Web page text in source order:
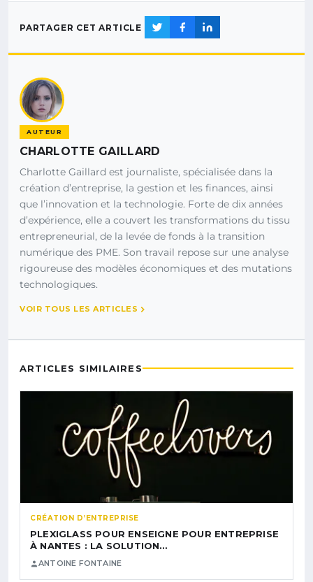
PARTAGER CET ARTICLE
AUTEUR
CHARLOTTE GAILLARD
Charlotte Gaillard est journaliste, spécialisée dans la
création d’entreprise, la gestion et les finances, ainsi
que l’innovation et la technologie. Forte de dix années
d’expérience, elle a couvert les transformations du tissu
entrepreneurial, de la levée de fonds à la transition
numérique des PME. Son travail repose sur une analyse
rigoureuse des modèles économiques et des mutations
technologiques.
VOIR TOUS LES ARTICLES
ARTICLES SIMILAIRES
CRÉATION D’ENTREPRISE
PLEXIGLASS POUR ENSEIGNE POUR ENTREPRISE
À NANTES : LA SOLUTION…
ANTOINE FONTAINE